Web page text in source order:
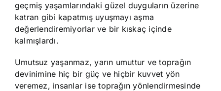
geçmiş yaşamlarındaki güzel duyguların üzerine
katran gibi kapatmış uyuşmayı aşma
değerlendiremiyorlar ve bir kıskaç içinde
kalmışlardı.
Umutsuz yaşanmaz, yarın umuttur ve toprağın
devinimine hiç bir güç ve hiçbir kuvvet yön
veremez, insanlar ise toprağın yönlendirmesinde